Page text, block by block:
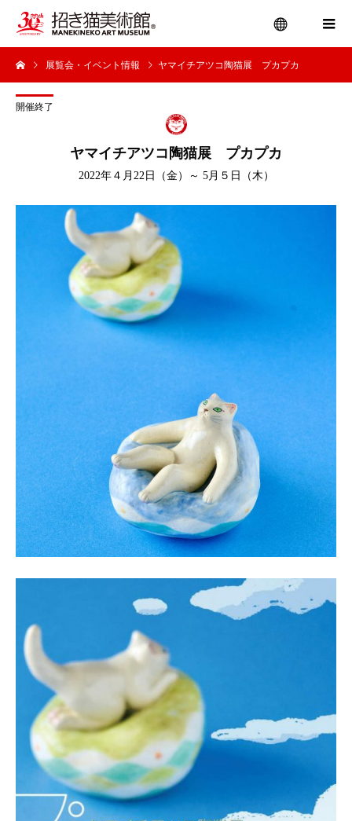
展覧会・イベント情報 ヤマイチアツコ陶猫展 プカプカ
開催終了
ヤマイチアツコ陶猫展 プカプカ
2022年４月22日（金）～ 5月５日（木）